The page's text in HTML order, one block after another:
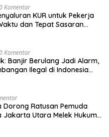
Komentar
KUR untuk Pekerja
dan Tepat Sasaran
Komentar
Banjir Berulang Jadi Alarm,
Ilegal di Indonesia
Dorong Ratusan Pemuda
Jakarta Utara Melek Hukum